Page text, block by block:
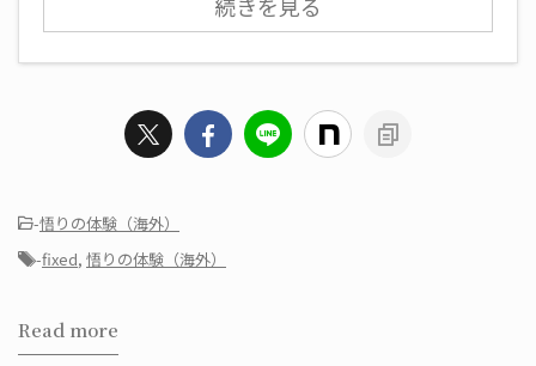
-悟りの体験（海外）
-fixed, 悟りの体験（海外）
Read more